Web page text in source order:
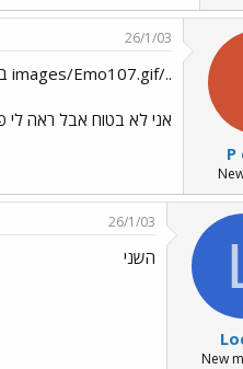
P
26/1/03
../images/Emo107.gif בסרט הוא אומר בדיוק איפה זה
אני לא בטוח אבל ראה לי פרק 17 פסוק 25 או להפך פרק 25
New
26/1/03
השני